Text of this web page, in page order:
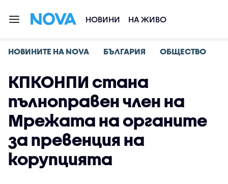
НОВИНИ НА ЖИВО
НОВИНИТЕ НА NOVA БЪЛГАРИЯ ОБЩЕСТВО
КПКОНПИ стана
пълноправен член на
Мрежата на органите
за превенция на
корупцията